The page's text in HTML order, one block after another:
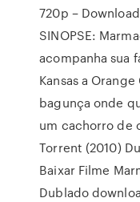
720p –
SINOPSE:
acompanha sua
Kansas a
bagunça onde
um cachorro de
Torrent (2010)
Baixar Filme
Dublado